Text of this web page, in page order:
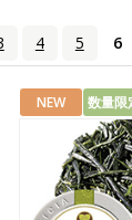
4 5 6
NEW 数量限